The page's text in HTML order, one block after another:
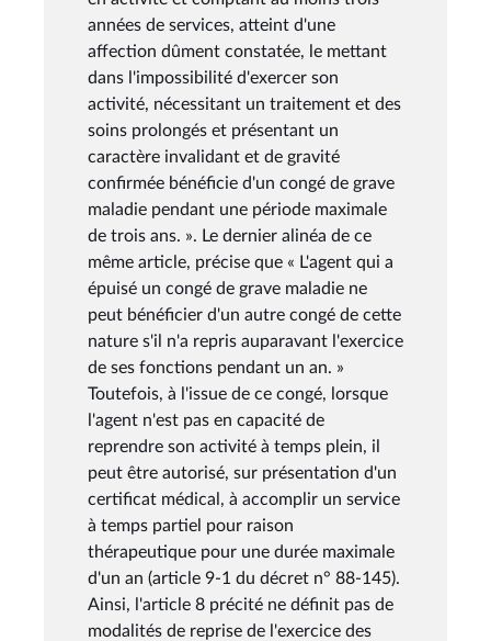
années de services, atteint d'une
affection dûment constatée, le mettant
dans l'impossibilité d'exercer son
activité, nécessitant un traitement et des
soins prolongés et présentant un
caractère invalidant et de gravité
confirmée bénéficie d'un congé de grave
maladie pendant une période maximale
de trois ans. ». Le dernier alinéa de ce
même article, précise que « L'agent qui a
épuisé un congé de grave maladie ne
peut bénéficier d'un autre congé de cette
nature s'il n'a repris auparavant l'exercice
de ses fonctions pendant un an. »
Toutefois, à l'issue de ce congé, lorsque
l'agent n'est pas en capacité de
reprendre son activité à temps plein, il
peut être autorisé, sur présentation d'un
certificat médical, à accomplir un service
à temps partiel pour raison
thérapeutique pour une durée maximale
d'un an (article 9-1 du décret n° 88-145).
Ainsi, l'article 8 précité ne définit pas de
modalités de reprise de l'exercice des